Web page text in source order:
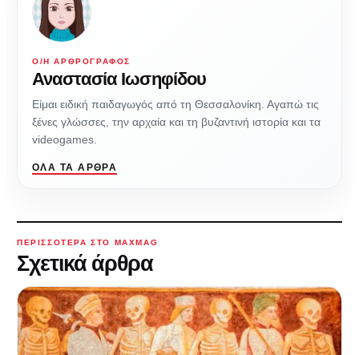
Ο/Η ΑΡΘΡΟΓΡΆΦΟΣ
Αναστασία Ιωσηφίδου
Είμαι ειδική παιδαγωγός από τη Θεσσαλονίκη. Αγαπώ τις
ξένες γλώσσες, την αρχαία και τη βυζαντινή ιστορία και τα
videogames.
ΌΛΑ ΤΑ ΆΡΘΡΑ
ΠΕΡΙΣΣΌΤΕΡΑ ΣΤΟ MAXMAG
Σχετικά άρθρα